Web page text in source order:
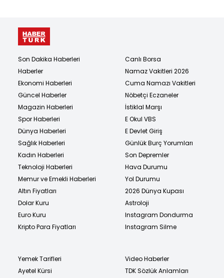
Son Dakika Haberleri
Haberler
Ekonomi Haberleri
Güncel Haberler
Magazin Haberleri
Spor Haberleri
Dünya Haberleri
Sağlık Haberleri
Kadın Haberleri
Teknoloji Haberleri
Memur ve Emekli Haberleri
Altın Fiyatları
Dolar Kuru
Euro Kuru
Kripto Para Fiyatları
Canlı Borsa
Namaz Vakitleri 2026
Cuma Namazı Vakitleri
Nöbetçi Eczaneler
İstiklal Marşı
E Okul VBS
E Devlet Giriş
Günlük Burç Yorumları
Son Depremler
Hava Durumu
Yol Durumu
2026 Dünya Kupası
Astroloji
Instagram Dondurma
Instagram Silme
Yemek Tarifleri
Ayetel Kürsi
Video Haberler
TDK Sözlük Anlamları